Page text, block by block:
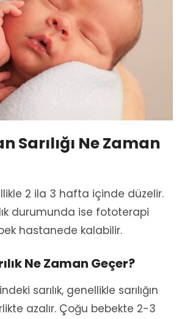
Sarılığı Ne Zaman
2 ila 3 hafta içinde düzelir.
durumunda ise fototerapi
hastanede kalabilir.
Ne Zaman Geçer?
sarılık, genellikle sarılığın
azalır. Çoğu bebekte 2-3